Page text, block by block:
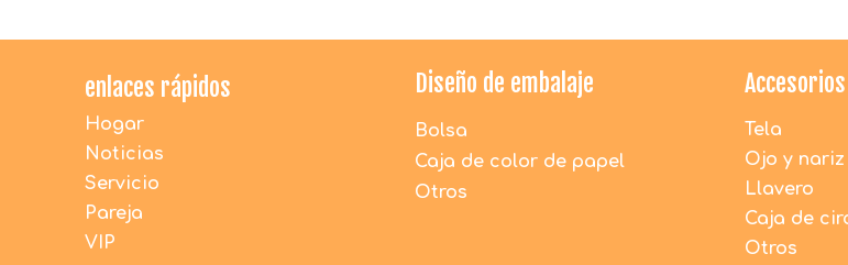
enlaces rápidos
Hogar
Noticias
Servicio
Pareja
VIP
Diseño de embalaje
Bolsa
Caja de color de papel
Otros
Accesorios
Tela
Ojo y nariz
Llavero
Caja de
Otros
¿Los juguetes de peluche de DAC
1. Todos los materiales utilizados
son 100% nuevos y respetuosos
ambiente.
2. Todos los productos antes del
100% inspeccionados por
agujas.